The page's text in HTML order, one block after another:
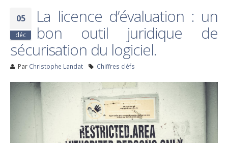
05
déc
La licence d’évaluation : un
bon outil juridique de
sécurisation du logiciel.
Par Christophe Landat Chiffres cléfs